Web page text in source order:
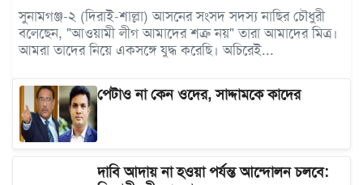
সুনামগঞ্জ-২ (দিরাই-শাল্লা) আসনের সংসদ সদস্য নাছির চৌধুরী
বলেছেন, "আওয়ামী লীগ আমাদের শত্রু নয়" তারা আমাদের মিত্র।
আমরা তাদের নিয়ে একসঙ্গে যুদ্ধ করেছি। অচিরেই...
পেটাও না কেন ওদের, সাদ্দামকে কাদের
দাবি আদায় না হওয়া পর্যন্ত আন্দোলন চলবে: